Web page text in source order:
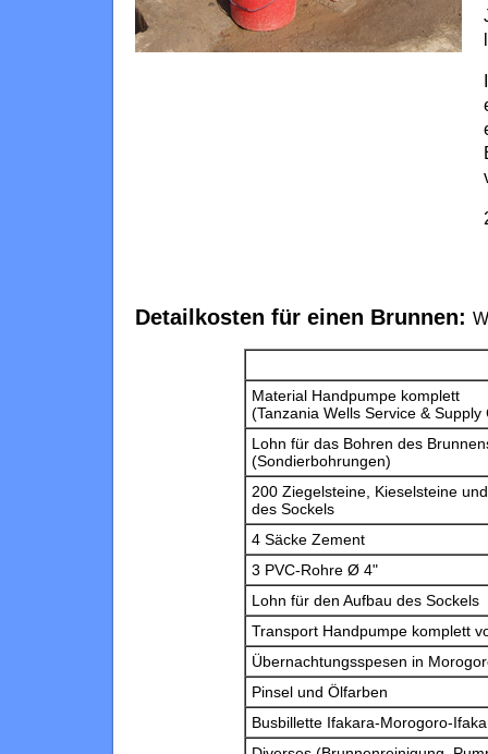
Detailkosten für einen Brunnen:
Material Handpumpe komplett
(Tanzania Wells Service &
Lohn für das Bohren des
(Sondierbohrungen)
200 Ziegelsteine, Kieselsteine
des Sockels
4 Säcke Zement
3 PVC-Rohre Ø 4"
Lohn für den Aufbau des Sockels
Transport Handpumpe komplett
Übernachtungsspesen in
Pinsel und Ölfarben
Busbillette Ifakara-Morogoro-